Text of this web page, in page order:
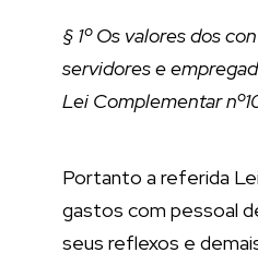
§ 1º Os valores dos
servidores e
Lei Complementar
Portanto a referida
gastos com pessoal
seus reflexos e